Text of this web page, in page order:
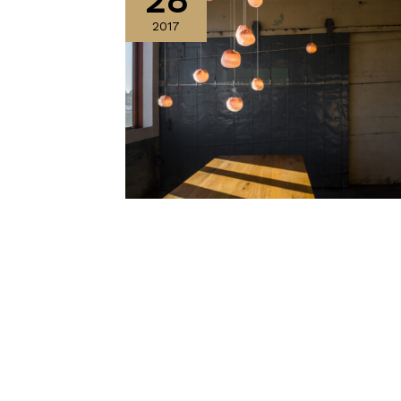
2017